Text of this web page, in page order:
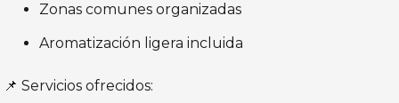
Zonas comunes organizadas
Aromatización ligera incluida
📌 Servicios ofrecidos: